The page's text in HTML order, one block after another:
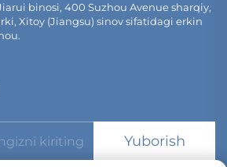
binosi, 400 Suzhou Avenue sharqiy,
Xitoy (Jiangsu) sinov sifatidagi erkin
Yuborish